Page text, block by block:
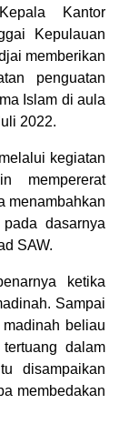
Kantor
Kepulauan
memberikan
penguatan
Islam di aula
2022.
kegiatan
mempererat
menambahkan
dasarnya
SAW.
ketika
Sampai
beliau
dalam
disampaikan
membedakan